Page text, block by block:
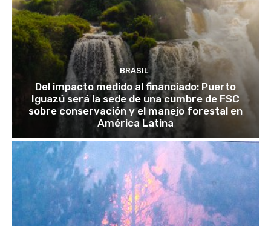
BRASIL
Del impacto medido al financiado: Puerto
Iguazú será la sede de una cumbre de FSC
sobre conservación y el manejo forestal en
América Latina